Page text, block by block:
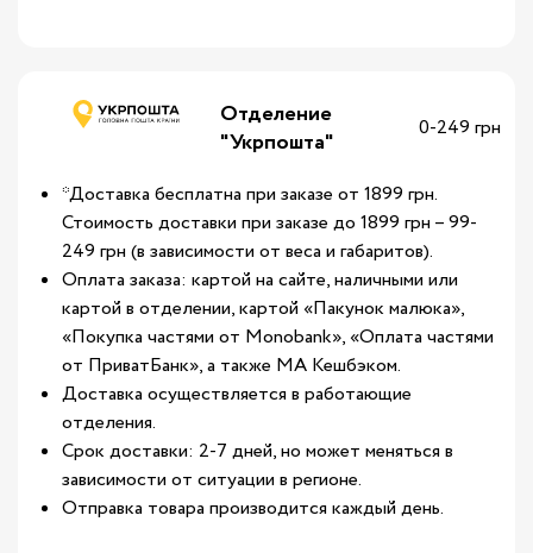
Отделение
"Укрпошта"
0-249 грн
*Доставка бесплатна при заказе от 1899 грн.
Стоимость доставки при заказе до 1899 грн – 99-
249 грн (в зависимости от веса и габаритов).
Оплата заказа: картой на сайте, наличными или
картой в отделении, картой «Пакунок малюка»,
«Покупка частями от Monobank», «Оплата частями
от ПриватБанк», а также МА Кешбэком.
Доставка осуществляется в работающие
отделения.
Срок доставки: 2-7 дней, но может меняться в
зависимости от ситуации в регионе.
Отправка товара производится каждый день.